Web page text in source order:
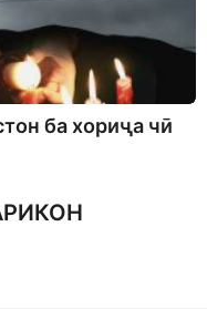
ба хориҷа чӣ